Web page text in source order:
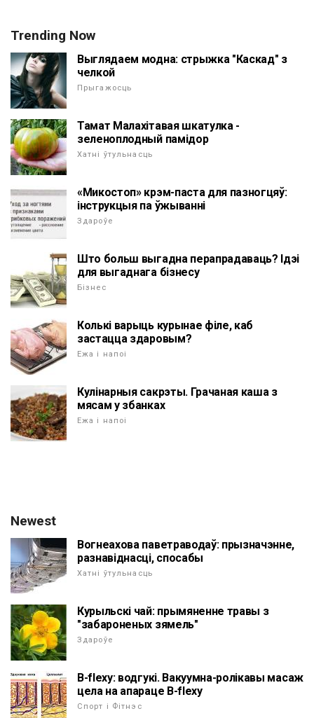
Trending Now
Выглядаем модна: стрыжка "Каскад" з
челкой
Прыгажосць
Тамат Малахітавая шкатулка -
зеленоплодный памідор
Хатні ўтульнасць
«Микостоп» крэм-паста для пазногцяў:
інструкцыя па ўжыванні
Здароўе
Што больш выгадна перапрадаваць? Ідэі
для выгаднага бізнесу
Бізнес
Колькі варыць курынае філе, каб
застацца здаровым?
Ежа і напоі
Кулінарныя сакрэты. Грачаная каша з
мясам у збанках
Ежа і напоі
Newest
Вогнеахова паветраводаў: прызначэнне,
разнавіднасці, спосабы
Хатні ўтульнасць
Курыльскі чай: прымяненне травы з
"забароненых зямель"
Здароўе
B-flexy: водгукі. Вакуумна-ролікавы масаж
цела на апараце B-flexy
Спорт і Фітнэс